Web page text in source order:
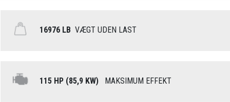
16976 LB VÆGT UDEN LAST
115 HP (85,9 KW) MAKSIMUM EFFEKT